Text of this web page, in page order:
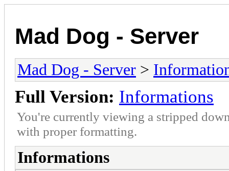
Mad Dog - Server
Mad Dog - Server >
Full Version: Informations
You're currently viewing a stripped
with proper formatting.
Informations